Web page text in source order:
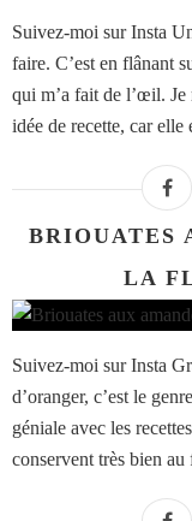
Suivez-moi sur Insta
faire. C’est en flânant
qui m’a fait de l’œil.
idée de recette, car elle
BRIOUATES
LA
Suivez-moi sur Insta
d’oranger, c’est le
géniale avec les
conservent très bien